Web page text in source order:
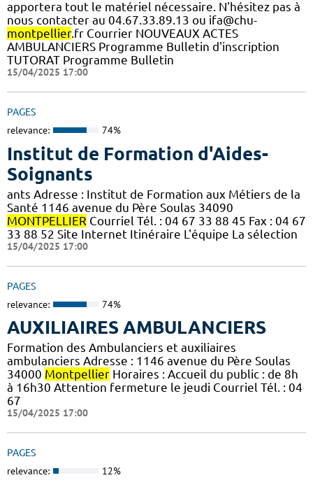
apportera tout le matériel nécessaire. N'hésitez pas à
nous contacter au 04.67.33.89.13 ou ifa@chu-
montpellier.fr Courrier NOUVEAUX ACTES
AMBULANCIERS Programme Bulletin d'inscription
TUTORAT Programme Bulletin
15/04/2025 17:00
PAGES
relevance: 74%
Institut de Formation d'Aides-
Soignants
ants Adresse : Institut de Formation aux Métiers de la
Santé 1146 avenue du Père Soulas 34090
MONTPELLIER Courriel Tél. : 04 67 33 88 45 Fax : 04 67
33 88 52 Site Internet Itinéraire L'équipe La sélection
15/04/2025 17:00
PAGES
relevance: 74%
AUXILIAIRES AMBULANCIERS
Formation des Ambulanciers et auxiliaires
ambulanciers Adresse : 1146 avenue du Père Soulas
34000 Montpellier Horaires : Accueil du public : de 8h
à 16h30 Attention fermeture le jeudi Courriel Tél. : 04
67
15/04/2025 17:00
PAGES
relevance: 12%